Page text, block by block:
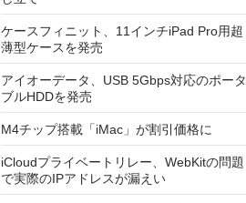
ケースフィニット、11インチiPad Pro用超
薄型ケースを発売
アイオーデータ、USB 5Gbps対応のポータ
ブルHDDを発売
M4チップ搭載「iMac」が割引価格に
iCloudプライベートリレー、WebKitの問題
で実際のIPアドレスが漏えい